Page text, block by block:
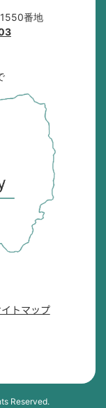
番地
トマップ
Reserved.